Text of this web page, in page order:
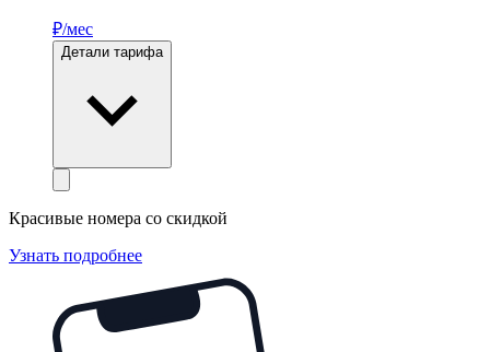
₽/мес
Детали тарифа
Красивые номера со скидкой
Узнать подробнее